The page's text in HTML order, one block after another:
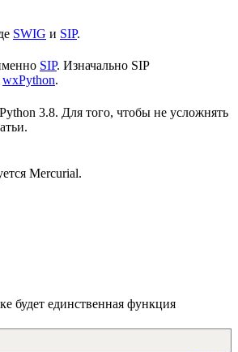
SWIG и SIP.
SIP. Изначально SIP
wxPython.
3.8. Для того, чтобы не усложнять
Mercurial.
будет единственная функция